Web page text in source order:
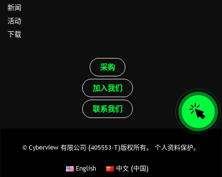
新闻
活动
下载
采购
加入我们
联系我们
© Cyberview 有限公司 (405553-T)版权所有。 个人资料保护。
English 中文 (中国)